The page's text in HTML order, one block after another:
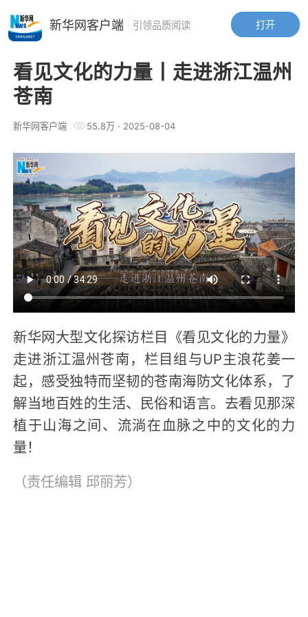
看见文化的力量丨走进浙江温州
苍南
新华网客户端 55.8万· 2025-08-04
新华网大型文化探访栏目《看见文化的力量》
走进浙江温州苍南，栏目组与UP主浪花姜一
起，感受独特而坚韧的苍南海防文化体系，了
解当地百姓的生活、民俗和语言。去看见那深
植于山海之间、流淌在血脉之中的文化的力
量！
（责任编辑 邱丽芳）
打开
新华网客户端 引领品质阅读